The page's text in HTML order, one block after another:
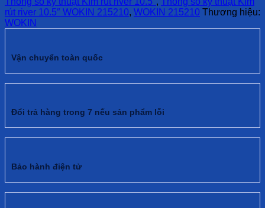
rút river 10.5″ WOKIN 215210, WOKIN 215210 Thương hiệu:
WOKIN
Vận chuyển toàn quốc
Đổi trả hàng trong 7 nếu sản phẩm lỗi
Bảo hành điện tử